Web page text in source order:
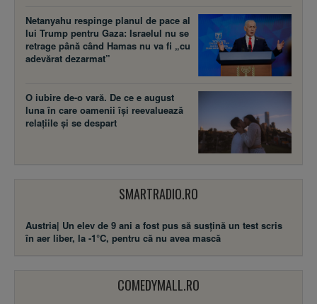
Netanyahu respinge planul de pace al
lui Trump pentru Gaza: Israelul nu se
retrage până când Hamas nu va fi „cu
adevărat dezarmat”
O iubire de-o vară. De ce e august
luna în care oamenii își reevaluează
relațiile și se despart
SMARTRADIO.RO
Austria| Un elev de 9 ani a fost pus să susţină un test scris
în aer liber, la -1°C, pentru că nu avea mască
COMEDYMALL.RO